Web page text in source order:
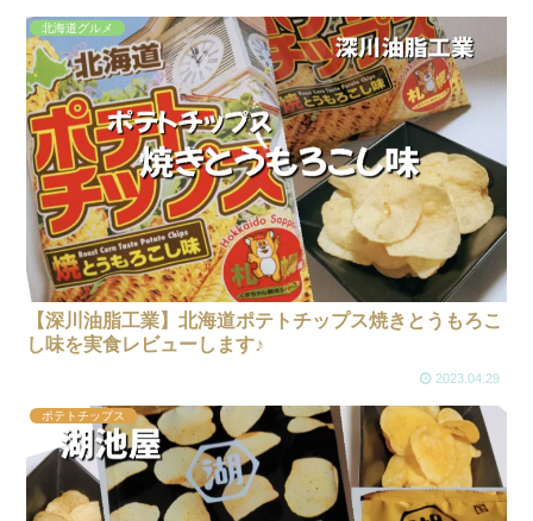
北海道グルメ
【深川油脂工業】北海道ポテトチップス焼きとうもろこ
し味を実食レビューします♪
2023.04.29
ポテトチップス